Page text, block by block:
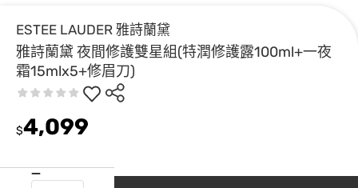
ESTEE LAUDER 雅詩蘭黛
雅詩蘭黛 夜間修護雙星組(特潤修護露100ml+一夜
霜15mlx5+修眉刀)
$4,099